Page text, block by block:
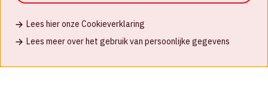
Lees hier onze Cookieverklaring
Lees meer over het gebruik van persoonlijke gegevens